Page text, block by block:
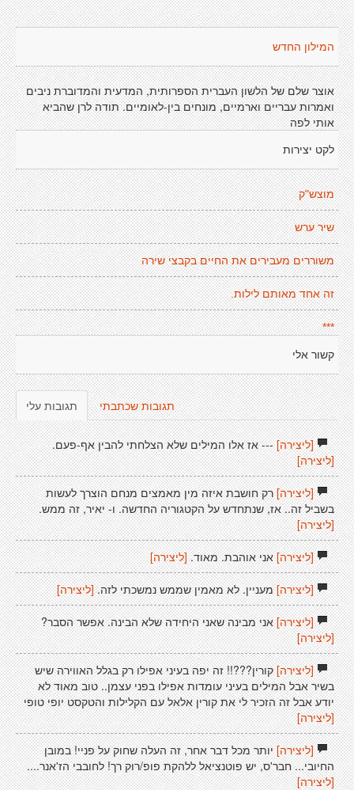
המילון החדש
אוצר שלם של הלשון העברית הספרותית, המדעית והמדוברת ניבים
ואמרות עבריים וארמיים, מונחים בין-לאומיים. תודה לרן שהביא
אותי לפה
לקט יצירות
מוצש"ק
שיר ערש
משוררים מעבירים את החיים בקבצי שירה
זה אחד מאותם לילות.
***
קשור אלי
תגובות עלי תגובות שכתבתי
[ליצירה]--- אז אלו המילים שלא הצלחתי להבין אף-פעם.
[ליצירה]
[ליצירה]רק חושבת איזה מין מאמצים מנחם הוצרך לעשות
בשביל זה.. אז, שנתחדש על הקטגוריה החדשה. ו- יאיר, זה ממש.
[ליצירה]
[ליצירה]אני אוהבת. מאוד. [ליצירה]
[ליצירה]מעניין. לא מאמין שממש נמשכתי לזה. [ליצירה]
[ליצירה]אני מבינה שאני היחידה שלא הבינה. אפשר הסבר?
[ליצירה]
[ליצירה]קורין???!! זה יפה בעיני אפילו רק בגלל האווירה שיש
בשיר אבל המילים בעיני עומדות אפילו בפני עצמן.. טוב מאוד לא
יודע אבל זה הזכיר לי את קורין אלאל עם הקלילות והטקסט יופי טופי
[ליצירה]
[ליצירה]יותר מכל דבר אחר, זה העלה שחוק על פניי! במובן
החיובי... חבר'ס, יש פוטנציאל ללהקת פופ/רוק רך! לחובבי הז'אנר....
[ליצירה]